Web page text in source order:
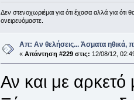
Δεν στενοχωριέμαι για ότι έχασα αλλά για
ονειρευόμαστε.
Απ: Αν θελήσεις... Άσματα ηθικά,
« Απάντηση #229 στις: 12/08/12,
Αν και με